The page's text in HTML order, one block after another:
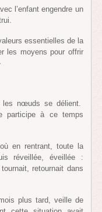
l’enfant engendre un
essentielles de la
les moyens pour offrir
nœuds se délient.
participe à ce temps
en rentrant, toute la
réveillée, éveillée :
retournait dans
plus tard, veille de